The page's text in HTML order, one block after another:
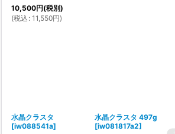
10,500円(税別)
(税込 : 11,550円)
水晶クラスタ
[iw088541a]
水晶クラスタ 497g
[iw081817a2]